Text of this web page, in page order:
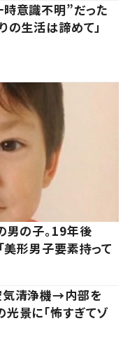
意識不明”だった
の生活は諦めて」
男の子。19年後
美形男子要素持って
気清浄機→内部を
景に「怖すぎてゾ